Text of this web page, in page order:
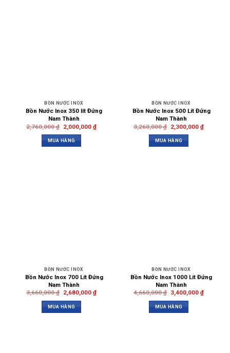
BỒN NƯỚC INOX
Bồn Nước Inox 350 lít Đứng
Nam Thành
2,760,000₫ 2,000,000 ₫
MUA HÀNG
BỒN NƯỚC INOX
Bồn Nước Inox 500 Lít Đứng
Nam Thành
3,260,000₫ 2,300,000 ₫
MUA HÀNG
BỒN NƯỚC INOX
Bồn Nước Inox 700 Lít Đứng
Nam Thành
3,660,000₫ 2,680,000 ₫
MUA HÀNG
BỒN NƯỚC INOX
Bồn Nước Inox 1000 Lít Đứng
Nam Thành
4,660,000₫ 3,400,000 ₫
MUA HÀNG